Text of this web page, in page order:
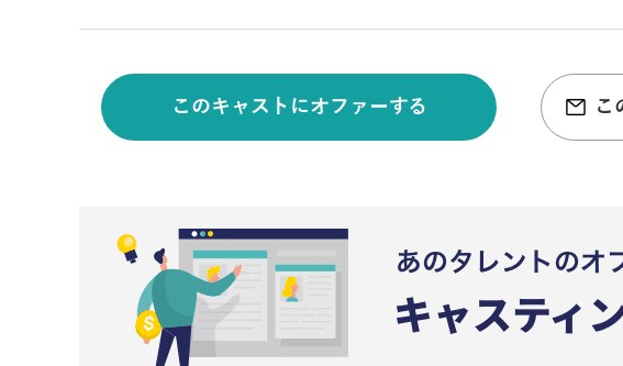
このキャストにオファーする こ